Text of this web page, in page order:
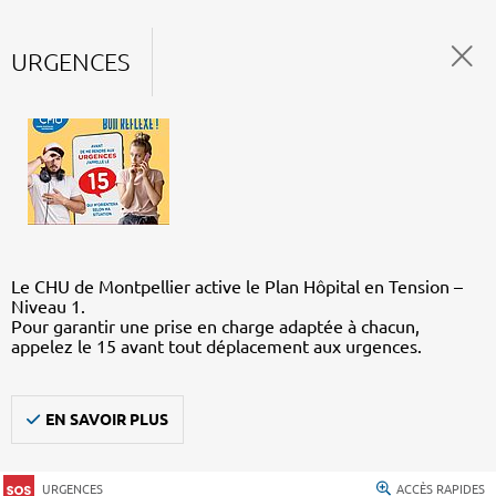
URGENCES
Le CHU de Montpellier active le Plan Hôpital en Tension –
Niveau 1.
Pour garantir une prise en charge adaptée à chacun,
appelez le 15 avant tout déplacement aux urgences.
EN SAVOIR PLUS
URGENCES ACCÈS RAPIDES